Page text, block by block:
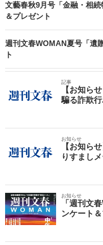
文藝春秋9月号「金融・相
＆プレゼント
週刊文春WOMAN夏号「遺
ト
記事
【お知ら
騙る詐欺
お知らせ
【お知ら
りすまし
お知らせ
「週刊文
ンケート